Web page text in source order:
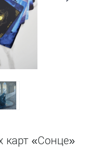
карт «Сонце»